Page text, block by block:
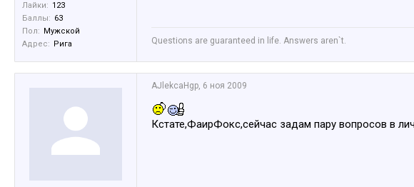
Лайки: 123
Баллы: 63
Пол: Мужской
Адрес: Рига Questions are guaranteed in life. Answers aren`t.
AJlekcaHgp, 6 ноя 2009
Кстате,ФаирФокс,сейчас задам пару вопросов в